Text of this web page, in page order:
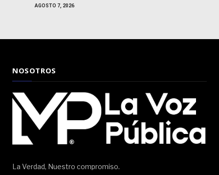
AGOSTO 7, 2026
NOSOTROS
La Verdad, Nuestro compromiso.